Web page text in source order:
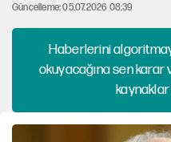
Güncelleme: 05.07.2026 08:39
Haberlerini
okuyacağına sen karar
kaynaklar